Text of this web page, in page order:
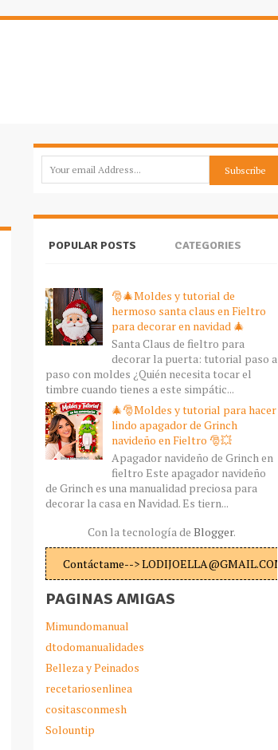
POPULAR POSTS CATEGORIES
🎅🎄Moldes y tutorial de
hermoso santa claus en Fieltro
para decorar en navidad 🎄
Santa Claus de fieltro para
decorar la puerta: tutorial paso a
paso con moldes ¿Quién necesita tocar el
timbre cuando tienes a este simpátic...
🎄🎅Moldes y tutorial para hacer
lindo apagador de Grinch
navideño en Fieltro 🎅💥
Apagador navideño de Grinch en
fieltro Este apagador navideño
de Grinch es una manualidad preciosa para
decorar la casa en Navidad. Es tiern...
Con la tecnología de Blogger.
Contáctame--> LODIJOELLA@GMAIL.COM
PAGINAS AMIGAS
Mimundomanual
dtodomanualidades
Belleza y Peinados
recetariosenlinea
cositasconmesh
Solountip